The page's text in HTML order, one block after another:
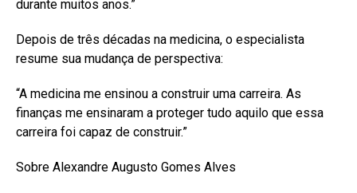
durante muitos anos.”
Depois de três décadas na medicina, o especialista
resume sua mudança de perspectiva:
“A medicina me ensinou a construir uma carreira. As
finanças me ensinaram a proteger tudo aquilo que essa
carreira foi capaz de construir.”
Sobre Alexandre Augusto Gomes Alves